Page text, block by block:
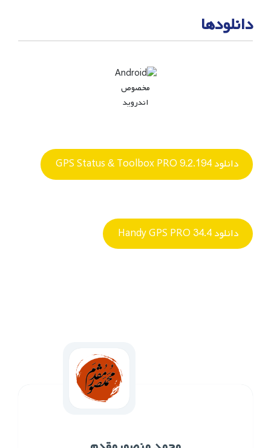
دانلودها
مخصوص
اندروید
دانلود GPS Status & Toolbox PRO 9.2.194
دانلود Handy GPS PRO 34.4